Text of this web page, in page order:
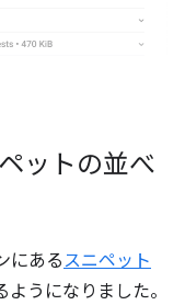
ットの並べ
にあるスニペット
うになりました。